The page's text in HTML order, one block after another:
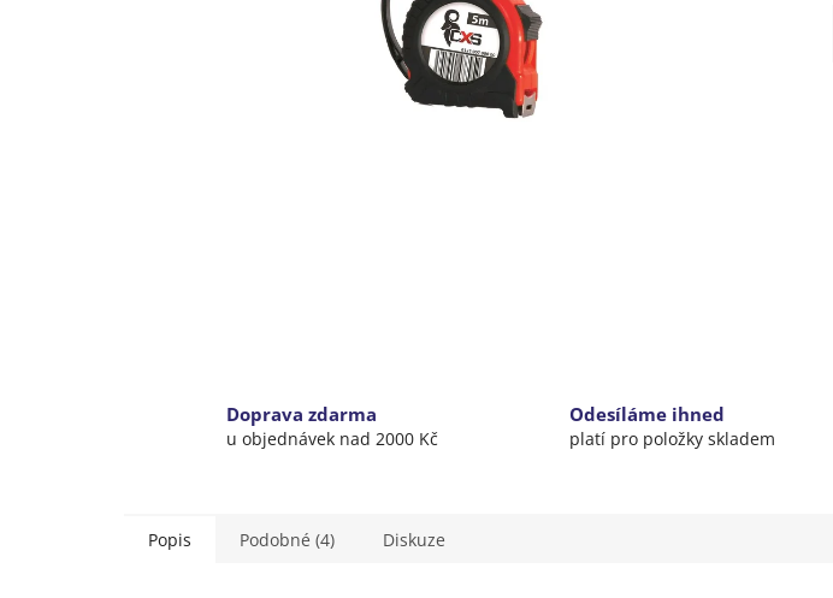
Doprava zdarma
u objednávek nad 2000 Kč
Odesíláme ihned
platí pro položky skladem
Popis Podobné (4) Diskuze